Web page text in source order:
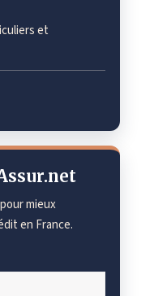
et
mieux
en France.